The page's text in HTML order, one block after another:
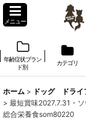
メニュー
年齢症状ブラン
ド別
カテゴリ
ホーム > ドッグ ドライ
> 最短賞味2027.7.31・
総合栄養食som80220